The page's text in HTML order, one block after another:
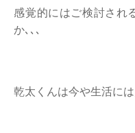
感覚的にはご検討され
か､､､
乾太くんは今や生活に